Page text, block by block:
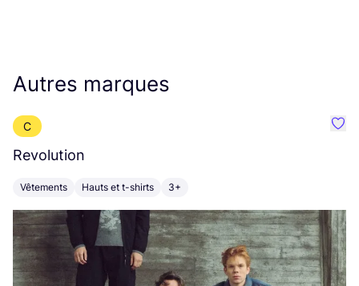
Autres marques
C
Revolution
Vêtements Hauts et t-shirts 3+